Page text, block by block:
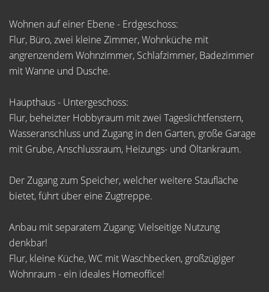
Wohnen auf einer Ebene - Erdgeschoss:
Flur, Büro, zwei kleine Zimmer, Wohnküche mit
angrenzendem Wohnzimmer, Schlafzimmer, Badezimmer
mit Wanne und Dusche.
Haupthaus - Untergeschoss:
Flur, beheizter Hobbyraum mit zwei Tageslichtfenstern,
Wasseranschluss und Zugang in den Garten, große Garage
mit Grube, Anschlussraum, Heizungs- und Öltankraum.
Der Zugang zum Speicher, welcher weitere Staufläche
bietet, führt über eine Zugtreppe.
Anbau mit separatem Zugang: Vielseitige Nutzung
denkbar!
Flur, kleine Küche, WC mit Waschbecken, großzügiger
Wohnraum - ein ideales Homeoffice!